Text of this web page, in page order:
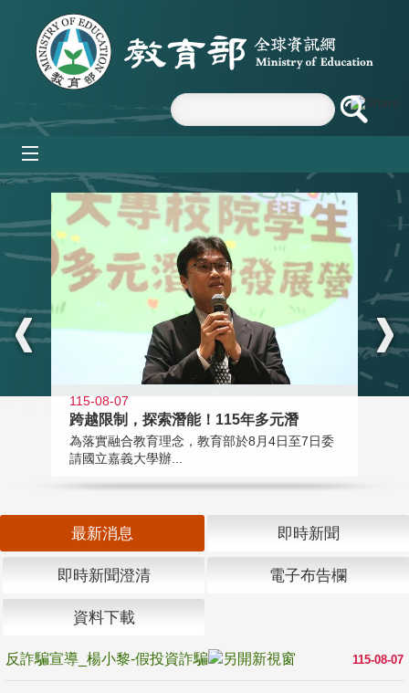
跳到主要內容區塊
:::
115-08-07
跨越限制，探索潛能！115年多元潛
為落實融合教育理念，教育部於8月4日至7日委
請國立嘉義大學辦...
最新消息 即時新聞
即時新聞澄清 電子布告欄
資料下載
115-08-07
反詐騙宣導_楊小黎-假投資詐騙